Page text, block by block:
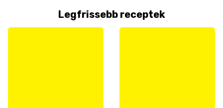
Legfrissebb receptek